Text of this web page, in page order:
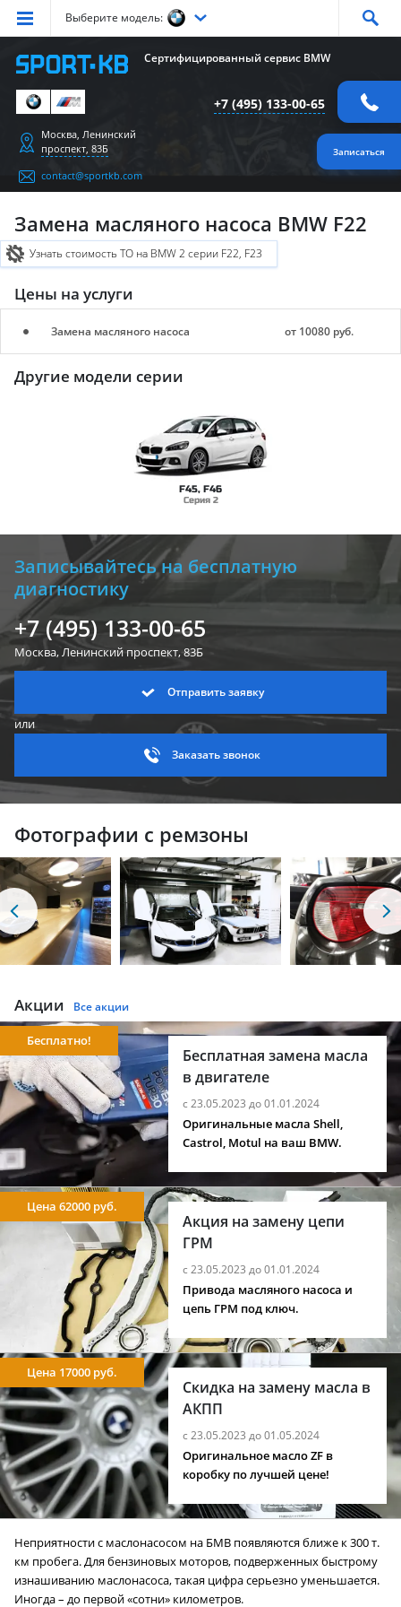
Выберите модель:
Серия Серия Серия
СерияX3
Серия X4 X6 СерияZ4 СерияM
Сертифицированный сервис BMW
+7 (495) 133-00-65
Записаться
Москва, Ленинский
проспект, 83Б
contact@sportkb.com
Замена масляного насоса BMW F22
Узнать стоимость ТО на BMW 2 серии F22, F23
Цены на услуги
Замена масляного насоса от 10080 руб.
Другие модели серии
F45, F46
Серия 2
Записывайтесь на бесплатную
диагностику
+7 (495) 133-00-65
Москва, Ленинскийпроспект, 83Б
Отправить заявку
или
Заказать звонок
Фотографии с ремзоны
Акции Все акции
Бесплатная замена масла
в двигателе
с 23.05.2023 до 01.01.2024
Бесплатно!
Оригинальные масла Shell,
Castrol, Motul на ваш BMW.
Акция на замену цепи
ГРМ
с 23.05.2023 до 01.01.2024
Цена 62000 руб.
Привода масляного насоса и
цепь ГРМ под ключ.
Скидка на замену масла в
АКПП
с 23.05.2023 до 01.05.2024
Цена 17000 руб.
Оригинальное масло ZF в
коробку по лучшей цене!
Неприятности с маслонасосом на БМВ появляются ближе к 300 т.
км пробега. Для бензиновых моторов, подверженных быстрому
изнашиванию маслонасоса, такая цифра серьезно уменьшается.
Иногда – до первой «сотни» километров.